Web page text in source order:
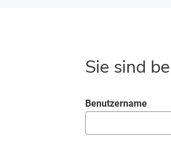
Sie sind
Anmeldung
Benutzername